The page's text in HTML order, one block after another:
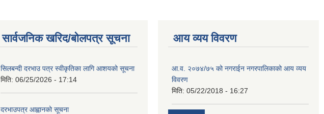
सार्वजनिक खरिद/बोलपत्र सूचना
सिलबन्दी दरभाउ पत्र स्वीकृतिका लागि आशयको सूचना
मिति: 06/25/2026 - 17:14
दरभाउपत्र आह्वानको सूचना
आय व्यय विवरण
आ.व. २०७४/७५ को नगराईन नगरपालिकाको आय व्यय
विवरण
मिति: 05/22/2018 - 16:27